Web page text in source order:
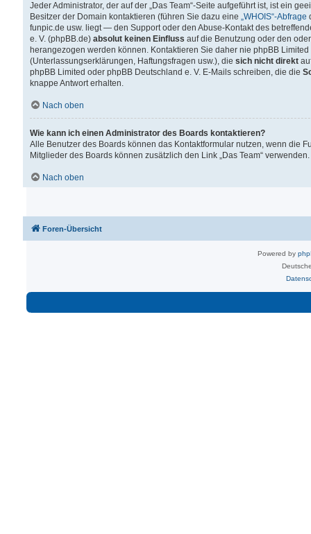
Jeder Administrator, der auf der „Das Team“-Seite aufgeführt ist, ist ein
Besitzer der Domain kontaktieren (führen Sie dazu eine „WHOIS“-Abfrage
funpic.de usw. liegt — den Support oder den Abuse-Kontakt des
e. V. (phpBB.de) absolut keinen Einfluss auf die Benutzung oder den
herangezogen werden können. Kontaktieren Sie daher nie phpBB
(Unterlassungserklärungen, Haftungsfragen usw.), die sich nicht direkt
phpBB Limited oder phpBB Deutschland e. V. E-Mails schreiben, die die
knappe Antwort erhalten.
Nach oben
Wie kann ich einen Administrator des Boards kontaktieren?
Alle Benutzer des Boards können das Kontaktformular nutzen, wenn die
Mitglieder des Boards können zusätzlich den Link „Das Team“ verwenden.
Nach oben
Foren-Übersicht
Powered by